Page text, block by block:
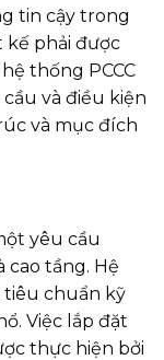
tin cậy trong
kế phải được
thống PCCC
và điều kiện
và mục đích
yêu cầu
cao tầng. Hệ
tiêu chuẩn kỹ
Việc lắp đặt
thực hiện bởi